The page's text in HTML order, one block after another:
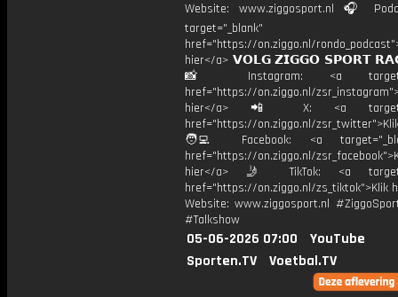
Website: www.ziggosport.nl 🎧
target="_blank"
href="https://on.ziggo.nl/
hier</a> 𝗩𝗢𝗟𝗚 𝗭𝗜𝗚𝗚𝗢 𝗦𝗣𝗢𝗥𝗧
📸 Instagram: <a
href="https://on.ziggo.nl/
hier</a> 📲 X: <a
href="https://on.ziggo.nl/
🧑‍💻 Facebook: <a
href="https://on.ziggo.nl/
hier</a> 🤳 TikTok: <a
href="https://on.ziggo.nl/zs_tiktok">Klik
Website: www.ziggosport.nl
#Talkshow
05-06-2026 07:00
YouTube
Sporten.TV
Voetbal.TV